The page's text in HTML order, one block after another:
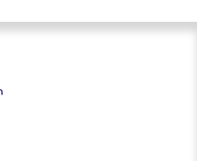
für Kultus, Bildung und